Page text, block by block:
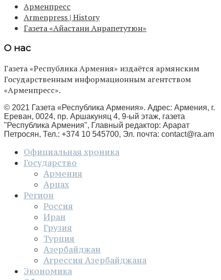
Арменпресс
Armenpress | History
Газета «Айастани Анрапетутюн»
О нас
Газета «Республика Армения» издаётся армянским
Государственным информационным агентством
«Арменпресс».
© 2021 Газета «Республика Армения». Адрес: Армения, г.
Ереван, 0024, пр. Аршакуняц 4, 9-ый этаж, газета
"Республика Армения", Главный редактор: Арарат
Петросян, Тел.: +374 10 545700, Эл. почта: contact@ra.am
Официальная хроника
Государство
Армения
Арцах
Регион
Россия
Иран
Грузия
Турция
Азербайджан
Агрессия Азербайджана
Экономика